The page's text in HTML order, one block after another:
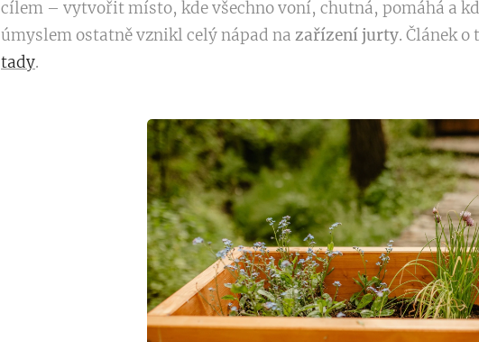
cílem – vytvořit místo, kde všechno voní, chutná, pomáhá a
úmyslem ostatně vznikl celý nápad na zařízení jurty. Článek
tady.